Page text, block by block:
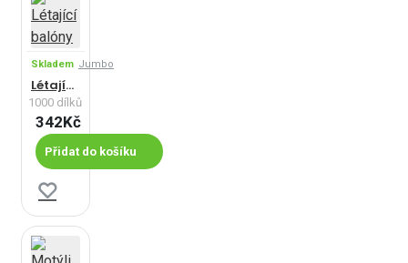
Skladem Jumbo
Létající balóny
1000 dílků
342Kč
Přidat do košíku